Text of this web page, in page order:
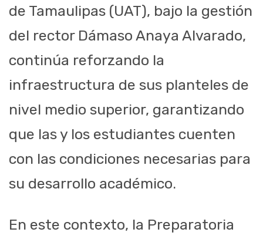
de Tamaulipas (UAT), bajo la gestión
del rector Dámaso Anaya Alvarado,
continúa reforzando la
infraestructura de sus planteles de
nivel medio superior, garantizando
que las y los estudiantes cuenten
con las condiciones necesarias para
su desarrollo académico.
En este contexto, la Preparatoria